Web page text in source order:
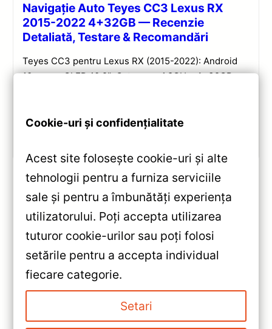
Navigație Auto Teyes CC3 Lexus RX
2015-2022 4+32GB — Recenzie
Detaliată, Testare & Recomandări
Teyes CC3 pentru Lexus RX (2015-2022): Android
10, ecran QLED 10.2″, Octa-core 1.8GHz, 4+32GB,
«Navigație Teyes CC3 9.5″ 2K
QLED — Recenzie Detaliată,
Testare & Recomandări
Navigație Auto Teyes CC3 Opel
Insignia (2008-2013) — 9″
QLED, 4+64GB, Octa-core —
Cookie-uri și confidențialitate
Acest site folosește cookie-uri și alte
tehnologii pentru a furniza serviciile
sale și pentru a îmbunătăți experiența
utilizatorului. Poți accepta utilizarea
tuturor cookie-urilor sau poți folosi
setările pentru a accepta individual
fiecare categorie.
Setari